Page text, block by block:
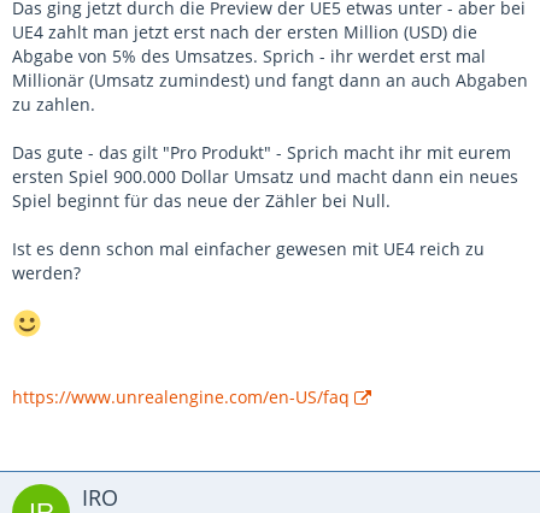
Das ging jetzt durch die Preview der UE5 etwas unter - aber bei
UE4 zahlt man jetzt erst nach der ersten Million (USD) die
Abgabe von 5% des Umsatzes. Sprich - ihr werdet erst mal
Millionär (Umsatz zumindest) und fangt dann an auch Abgaben
zu zahlen.
Das gute - das gilt "Pro Produkt" - Sprich macht ihr mit eurem
ersten Spiel 900.000 Dollar Umsatz und macht dann ein neues
Spiel beginnt für das neue der Zähler bei Null.
Ist es denn schon mal einfacher gewesen mit UE4 reich zu
werden?
https://www.unrealengine.com/en-US/faq
IRO